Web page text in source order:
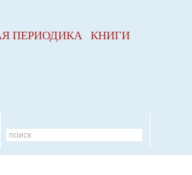
ПЕРИОДИКА КНИГИ